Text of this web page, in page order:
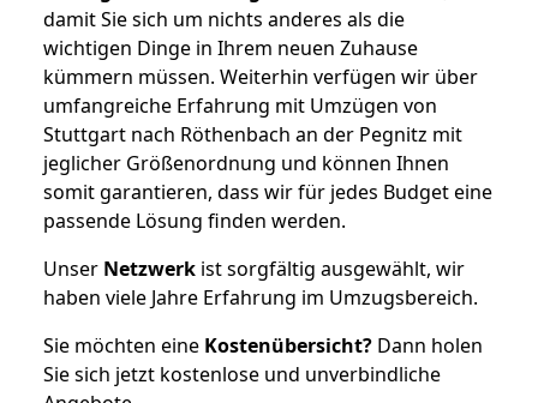
damit Sie sich um nichts anderes als die
wichtigen Dinge in Ihrem neuen Zuhause
kümmern müssen. Weiterhin verfügen wir über
umfangreiche Erfahrung mit Umzügen von
Stuttgart nach Röthenbach an der Pegnitz mit
jeglicher Größenordnung und können Ihnen
somit garantieren, dass wir für jedes Budget eine
passende Lösung finden werden.
Unser Netzwerk ist sorgfältig ausgewählt, wir
haben viele Jahre Erfahrung im Umzugsbereich.
Sie möchten eine Kostenübersicht? Dann holen
Sie sich jetzt kostenlose und unverbindliche